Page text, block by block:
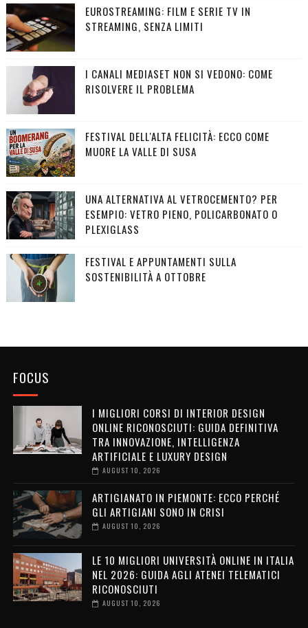
EUROSTREAMING: FILM E SERIE TV IN
STREAMING, SENZA LIMITI
I CANALI MEDIASET NON SI VEDONO: COME
RISOLVERE IL PROBLEMA
FESTIVAL DELL'ALTA FELICITÀ: ECCO COME
MUORE LA VALLE DI SUSA
UNA ALTERNATIVA AL VETROCEMENTO? PER
ESEMPIO: VETRO PIENO, POLICARBONATO O
PLEXIGLASS
FESTIVAL E APPUNTAMENTI SULLA
SOSTENIBILITÀ A OTTOBRE
FOCUS
I MIGLIORI CORSI DI INTERIOR DESIGN
ONLINE RICONOSCIUTI: GUIDA DEFINITIVA
TRA INNOVAZIONE, INTELLIGENZA
ARTIFICIALE E LUXURY DESIGN
AUGUST 10, 2026
ARTIGIANATO IN PIEMONTE: ECCO PERCHÉ
GLI ARTIGIANI SONO IN CRISI
AUGUST 10, 2026
LE 10 MIGLIORI UNIVERSITÀ ONLINE IN ITALIA
NEL 2026: GUIDA AGLI ATENEI TELEMATICI
RICONOSCIUTI
AUGUST 10, 2026